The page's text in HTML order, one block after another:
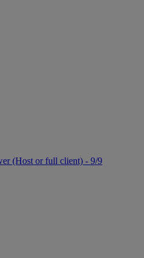
(Host or full client) - 9/9